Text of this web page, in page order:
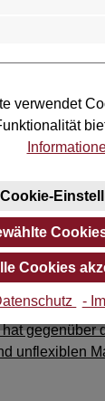
Flügeln
wir Ihnen
gewertet.
unsere
Und für
haben klar
Bett mit den
gegenüber
unflexiblen
verwendet
Cookie-
Cookies
-